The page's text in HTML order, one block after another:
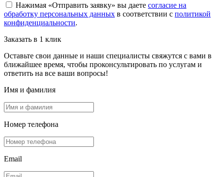
Нажимая «Отправить заявку» вы даете согласие на
обработку персональных данных в соответствии с политикой
конфиденциальности.
Заказать в 1 клик
Оставьте свои данные и наши специалисты свяжутся с вами в
ближайшее время, чтобы проконсультировать по услугам и
ответить на все ваши вопросы!
Имя и фамилия
Номер телефона
Email